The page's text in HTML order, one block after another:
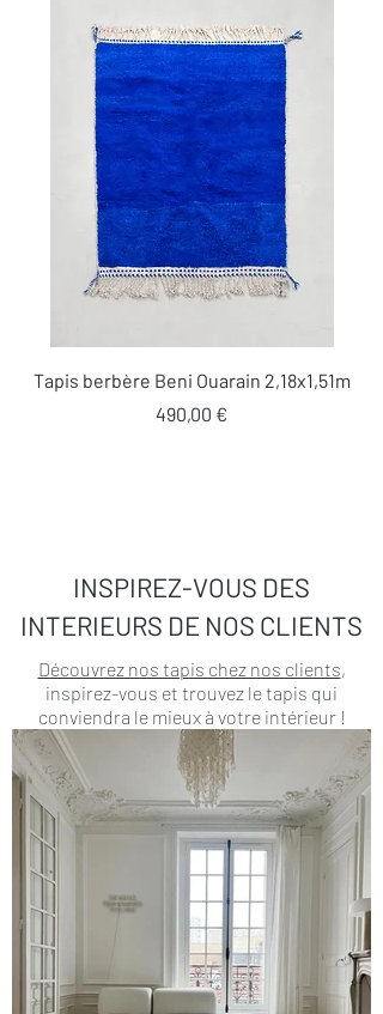
Tapis berbère Beni Ouarain 2,18x1,51m
Prix
490,00 €
INSPIREZ-VOUS DES
INTERIEURS DE NOS CLIENTS
Découvrez nos tapis chez nos clients,
inspirez-vous et trouvez le tapis qui
conviendra le mieux à votre intérieur !